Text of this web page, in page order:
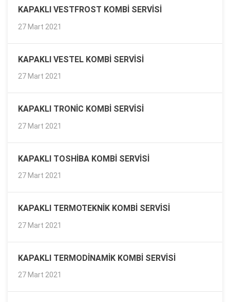
KAPAKLI VESTFROST KOMBI SERVISI
27 Mart 2021
KAPAKLI VESTEL KOMBI SERVISI
27 Mart 2021
KAPAKLI TRONIC KOMBI SERVISI
27 Mart 2021
KAPAKLI TOSHIBA KOMBI SERVISI
27 Mart 2021
KAPAKLI TERMOTEKNIK KOMBI SERVISI
27 Mart 2021
KAPAKLI TERMODINAMIK KOMBI SERVISI
27 Mart 2021